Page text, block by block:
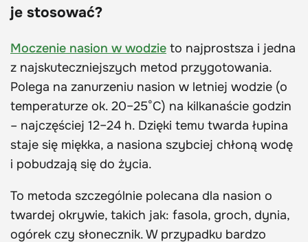
je stosować?
Moczenie nasion w wodzie to najprostsza i jedna
z najskuteczniejszych metod przygotowania.
Polega na zanurzeniu nasion w letniej wodzie (o
temperaturze ok. 20–25°C) na kilkanaście godzin
– najczęściej 12–24 h. Dzięki temu twarda łupina
staje się miękka, a nasiona szybciej chłoną wodę
i pobudzają się do życia.
To metoda szczególnie polecana dla nasion o
twardej okrywie, takich jak: fasola, groch, dynia,
ogórek czy słonecznik. W przypadku bardzo